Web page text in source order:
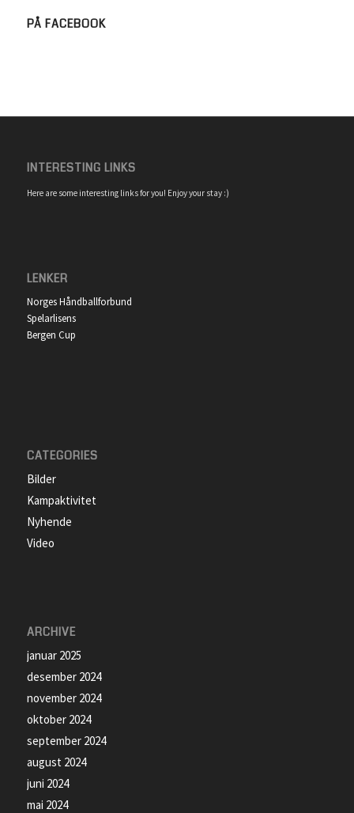
PÅ FACEBOOK
INTERESTING LINKS
Here are some interesting links for you! Enjoy your stay :)
LENKER
Norges Håndballforbund
Spelarlisens
Bergen Cup
CATEGORIES
Bilder
Kampaktivitet
Nyhende
Video
ARCHIVE
januar 2025
desember 2024
november 2024
oktober 2024
september 2024
august 2024
juni 2024
mai 2024